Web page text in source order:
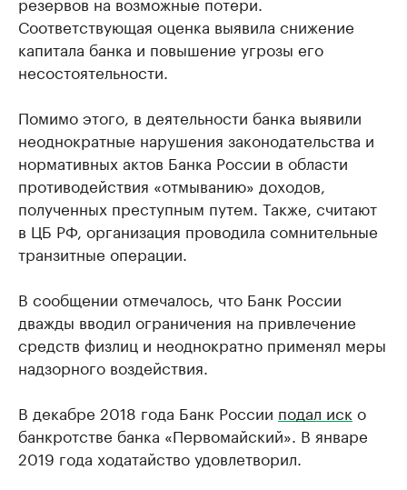
Соответствующая оценка выявила снижение
капитала банка и повышение угрозы его
несостоятельности.
Помимо этого, в деятельности банка выявили
неоднократные нарушения законодательства и
нормативных актов Банка России в области
противодействия «отмыванию» доходов,
полученных преступным путем. Также, считают
в ЦБ РФ, организация проводила сомнительные
транзитные операции.
В сообщении отмечалось, что Банк России
дважды вводил ограничения на привлечение
средств физлиц и неоднократно применял меры
надзорного воздействия.
В декабре 2018 года Банк России подал иск о
банкротстве банка «Первомайский». В январе
2019 года ходатайство удовлетворил.